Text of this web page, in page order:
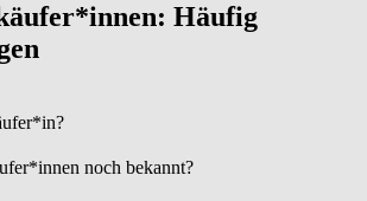
Häufig
noch bekannt?